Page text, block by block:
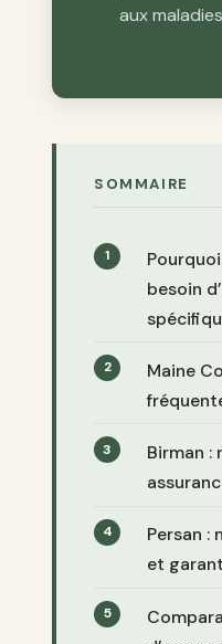
aux
SOMMAIRE
besoin
Maine
Birman :
Persan :
et